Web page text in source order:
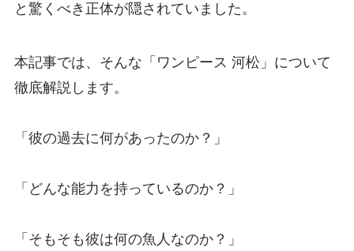
と驚くべき正体が隠されていました。
本記事では、そんな「ワンピース 河松」について
徹底解説します。
「彼の過去に何があったのか？」
「どんな能力を持っているのか？」
「そもそも彼は何の魚人なのか？」